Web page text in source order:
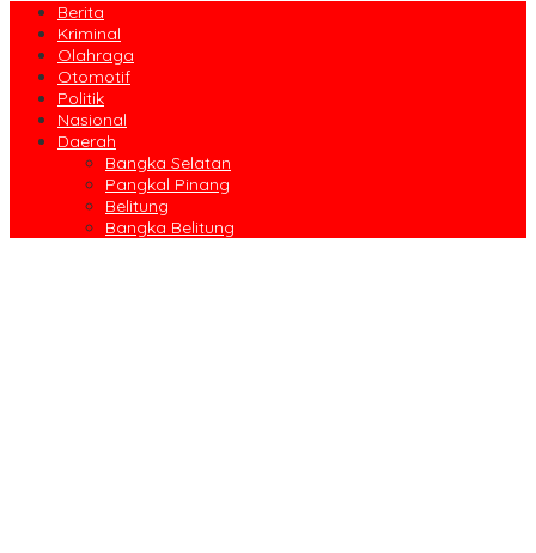
Berita
Kriminal
Olahraga
Otomotif
Politik
Nasional
Daerah
Bangka Selatan
Pangkal Pinang
Belitung
Bangka Belitung